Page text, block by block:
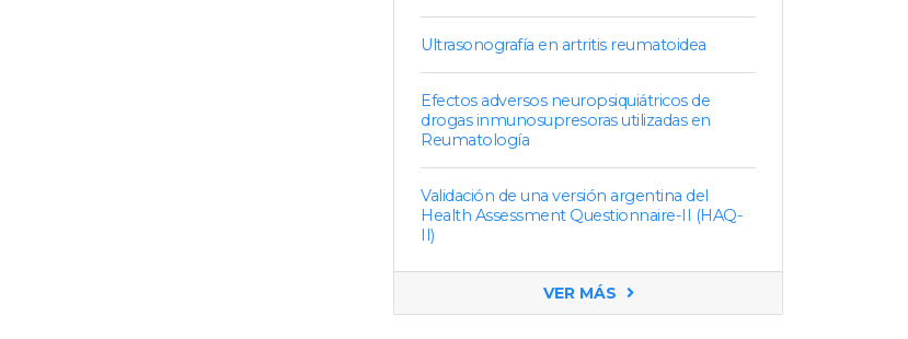
Ultrasonografía en artritis reumatoidea
Efectos adversos neuropsiquiátricos de
drogas inmunosupresoras utilizadas en
Reumatología
Validación de una versión argentina del
Health Assessment Questionnaire-II (HAQ-
II)
VER MÁS